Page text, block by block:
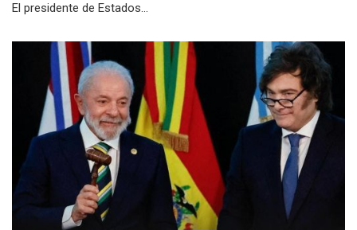
El presidente de Estados...